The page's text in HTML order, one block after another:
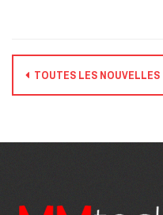
TOUTES LES NOUVELLES